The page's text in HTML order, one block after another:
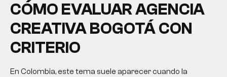
CÓMO EVALUARAGENCIA
CREATIVA BOGOTÁCON
CRITERIO
En Colombia, este tema suele aparecer cuando la